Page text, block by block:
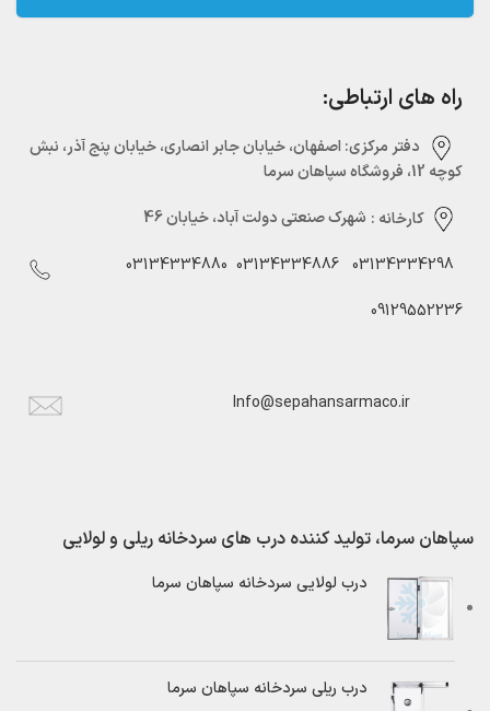
راه های ارتباطی:
دفتر مرکزی:‌ اصفهان، خیابان جابر انصاری، خیابان پنج آذر، نبش
کوچه 12، فروشگاه سپاهان سرما
کارخانه : شهرک صنعتی دولت آباد، خیابان 46
03134334298
03134334886
03134334880
09129552236
Info@sepahansarmaco.ir
سپاهان سرما، تولید کننده درب های سردخانه ریلی و لولایی
درب لولایی سردخانه سپاهان سرما
درب ریلی سردخانه سپاهان سرما